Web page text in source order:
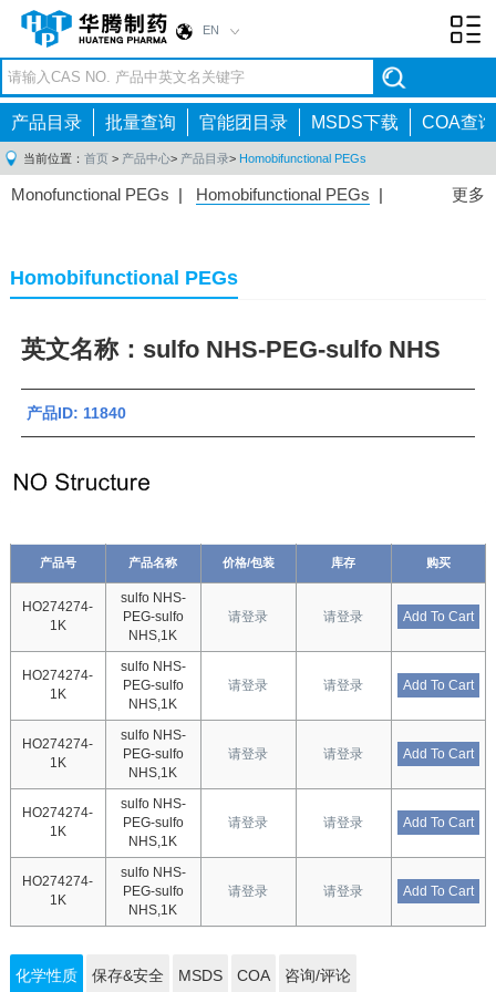
EN
产品目录 批量查询 官能团目录 MSDS下载 COA查询
当前位置： 首页 > 产品中心> 产品目录> Homobifunctional PEGs
更多
Monofunctional PEGs | Homobifunctional PEGs |
Homobifunctional PEGs
英文名称：sulfo NHS-PEG-sulfo NHS
产品ID: 11840
产品号 产品名称 价格/包装 库存 购买
HO274274-
1K
sulfo NHS-
PEG-sulfo
NHS,1K
请登录 请登录 Add To Cart
HO274274-
1K
sulfo NHS-
PEG-sulfo
NHS,1K
请登录 请登录 Add To Cart
HO274274-
1K
sulfo NHS-
PEG-sulfo
NHS,1K
请登录 请登录 Add To Cart
HO274274-
1K
sulfo NHS-
PEG-sulfo
NHS,1K
请登录 请登录 Add To Cart
HO274274-
1K
sulfo NHS-
PEG-sulfo
NHS,1K
请登录 请登录 Add To Cart
化学性质 保存&安全 MSDS COA 咨询/评论